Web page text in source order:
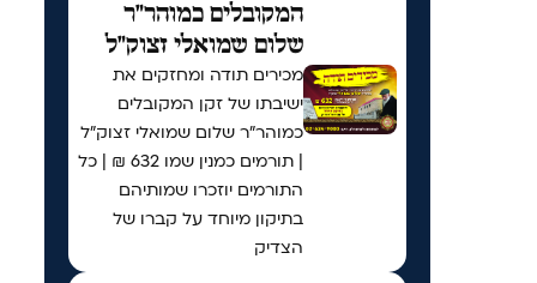
המקובלים כמוהר"ר
שלום שמואלי זצוק"ל
מכירים תודה ומחזקים את
ישיבתו של זקן המקובלים
כמוהר"ר שלום שמואלי זצוק"ל
| תורמים כמנין שמו 632 ₪ | כל
התורמים יוזכרו שמותיהם
בתיקון מיוחד על קברו של
הצדיק